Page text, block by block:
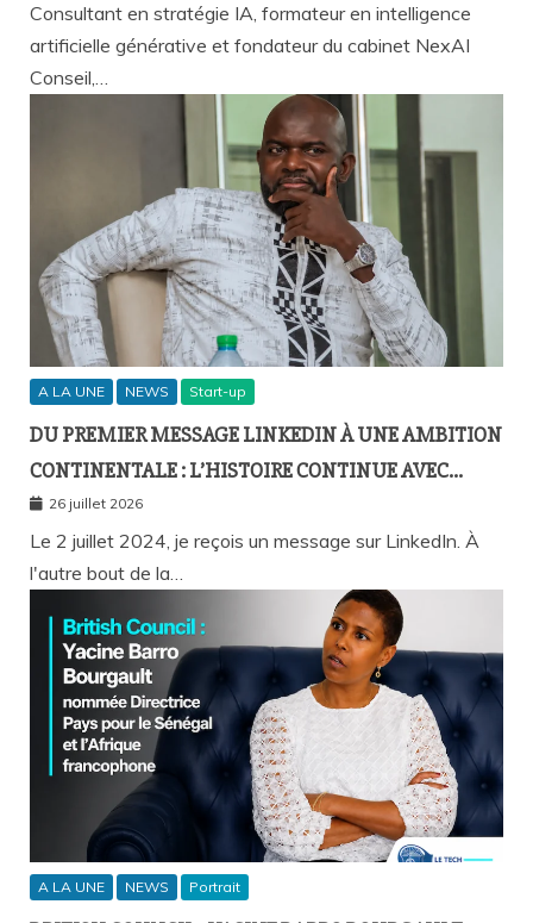
Consultant en stratégie IA, formateur en intelligence
artificielle générative et fondateur du cabinet NexAI
Conseil,…
A LA UNE NEWS Start-up
DU PREMIER MESSAGE LINKEDIN À UNE AMBITION
CONTINENTALE : L’HISTOIRE CONTINUE AVEC
BIRAHIM FALL ET BICTORYS
26 juillet 2026
Le 2 juillet 2024, je reçois un message sur LinkedIn. À
l'autre bout de la…
A LA UNE NEWS Portrait